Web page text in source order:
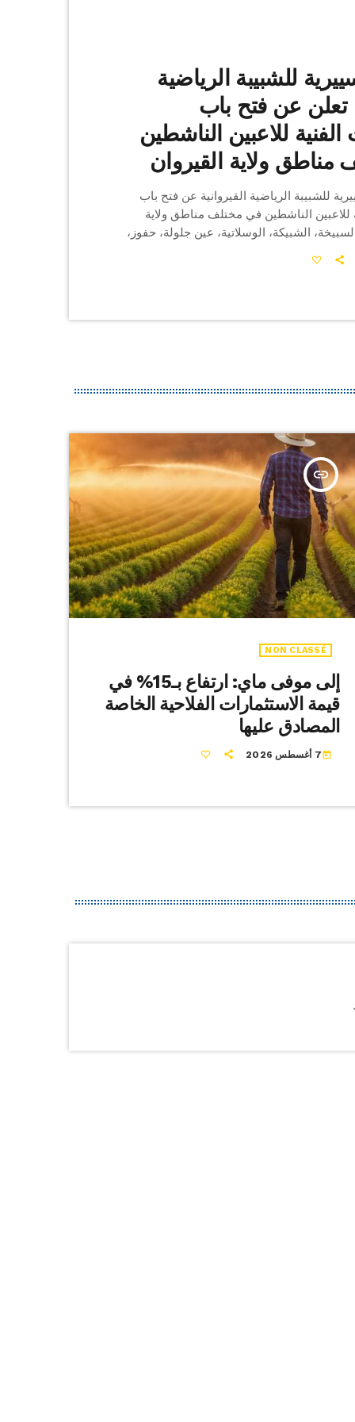
للشبيبة الرياضية
القيروانية تعلن عن فتح باب
الفنية للاعبين الناشطين
ولاية القيروان
للشبيبة الرياضية القيروانية عن فتح باب
للاعبين الناشطين في مختلف مناطق ولاية
الشبيكة، الوسلاتية، عين جلولة، حفوز،
والقيروان الجنوبية. الفئة العمرية المعنية:
تحت اشراف المدرب حامد العبيدي
insert_link
NON CLASSÉ
إلى موفى ماي: ارتفاع بـ15% في
قيمة الاستثمارات الفلاحية الخاصة
المصادق عليها
today7 أغسطس 2026